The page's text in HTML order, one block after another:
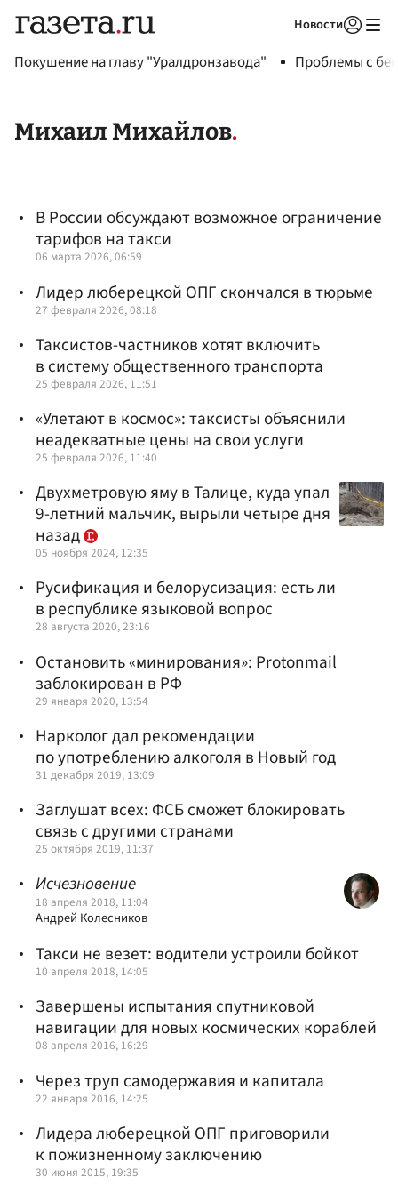
Новости
Покушение на главу "Уралдронзавода" Проблемы с
Михаил Михайлов
В России обсуждают возможное ограничение
тарифов на такси
06 марта 2026, 06:59
Лидер люберецкой ОПГ скончался в тюрьме
27 февраля 2026, 08:18
Таксистов-частников хотят включить
в систему общественного транспорта
25 февраля 2026, 11:51
«Улетают в космос»: таксисты объяснили
неадекватные цены на свои услуги
25 февраля 2026, 11:40
Двухметровую яму в Талице, куда упал
9-летний мальчик, вырыли четыре дня
назад
05 ноября 2024, 12:35
Русификация и белорусизация: есть ли
в республике языковой вопрос
28 августа 2020, 23:16
Остановить «минирования»: Protonmail
заблокирован в РФ
29 января 2020, 13:54
Нарколог дал рекомендации
по употреблению алкоголя в Новый год
31 декабря 2019, 13:09
Заглушат всех: ФСБ сможет блокировать
связь с другими странами
25 октября 2019, 11:37
Исчезновение
18 апреля 2018, 11:04
Андрей Колесников
Такси не везет: водители устроили бойкот
10 апреля 2018, 14:05
Завершены испытания спутниковой
навигации для новых космических кораблей
08 апреля 2016, 16:29
Через труп самодержавия и капитала
22 января 2016, 14:25
Лидера люберецкой ОПГ приговорили
к пожизненному заключению
30 июня 2015, 19:35